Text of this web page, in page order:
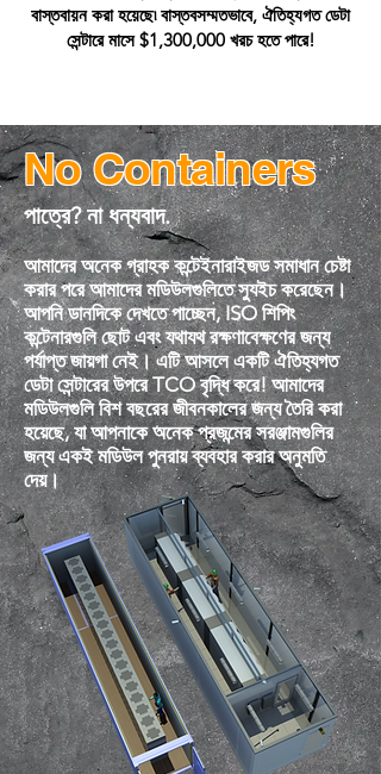
বাস্তবায়ন করা হয়েছে৷ বাস্তবসম্মতভাবে, ঐতিহ্যগত ডেটা
সেন্টারে মাসে $1,300,000 খরচ হতে পারে!
No Containers
পাত্রে? না ধন্যবাদ.
আমাদের অনেক গ্রাহক কন্টেইনারাইজড সমাধান চেষ্টা
করার পরে আমাদের মডিউলগুলিতে স্যুইচ করেছেন।
আপনি ডানদিকে দেখতে পাচ্ছেন, ISO শিপিং
কন্টেনারগুলি ছোট এবং যথাযথ রক্ষণাবেক্ষণের জন্য
পর্যাপ্ত জায়গা নেই। এটি আসলে একটি ঐতিহ্যগত
ডেটা সেন্টারের উপরে TCO বৃদ্ধি করে! আমাদের
মডিউলগুলি বিশ বছরের জীবনকালের জন্য তৈরি করা
হয়েছে, যা আপনাকে অনেক প্রজন্মের সরঞ্জামগুলির
জন্য একই মডিউল পুনরায় ব্যবহার করার অনুমতি
দেয়।